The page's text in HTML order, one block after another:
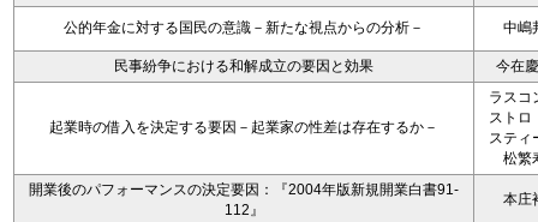
公的年金に対する国民の意識－新たな視点からの分析－ 中嶋
民事紛争における和解成立の要因と効果 今在
起業時の借入を決定する要因－起業家の性差は存在するか－
ラスコ
ストロ
スティ
松繁
開業後のパフォーマンスの決定要因：『2004年版新規開業白書91-
112』
本庄